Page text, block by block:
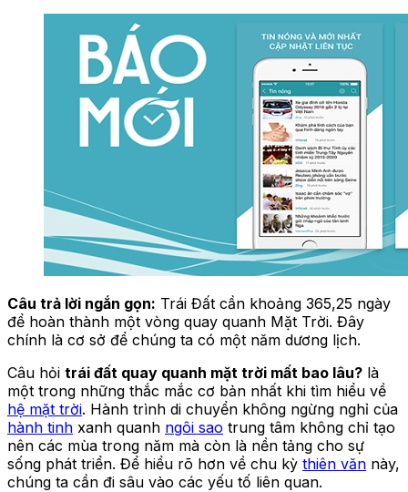
Câu trả lời ngắn gọn: Trái Đất cần khoảng 365,25 ngày
để hoàn thành một vòng quay quanh Mặt Trời. Đây
chính là cơ sở để chúng ta có một năm dương lịch.
Câu hỏi trái đất quay quanh mặt trời mất bao lâu? là
một trong những thắc mắc cơ bản nhất khi tìm hiểu về
hệ mặt trời. Hành trình di chuyển không ngừng nghỉ của
hành tinh xanh quanh ngôi sao trung tâm không chỉ tạo
nên các mùa trong năm mà còn là nền tảng cho sự
sống phát triển. Để hiểu rõ hơn về chu kỳ thiên văn này,
chúng ta cần đi sâu vào các yếu tố liên quan.